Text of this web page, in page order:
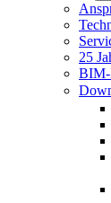
25
BIM-